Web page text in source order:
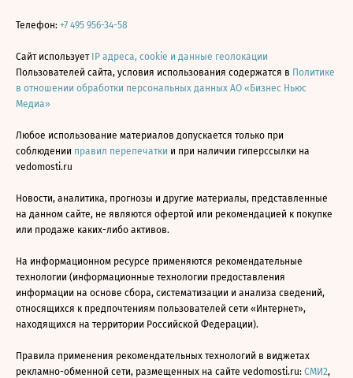
Телефон: +7 495 956-34-58
Сайт использует IP адреса, cookie и данные геолокации
Пользователей сайта, условия использования содержатся в Политике
в отношении обработки персональных данных АО «Бизнес Ньюс
Медиа»
Любое использование материалов допускается только при
соблюдении правил перепечатки и при наличии гиперссылки на
vedomosti.ru
Новости, аналитика, прогнозы и другие материалы, представленные
на данном сайте, не являются офертой или рекомендацией к покупке
или продаже каких-либо активов.
На информационном ресурсе применяются рекомендательные
технологии (информационные технологии предоставления
информации на основе сбора, систематизации и анализа сведений,
относящихся к предпочтениям пользователей сети «Интернет»,
находящихся на территории Российской Федерации).
Правила применения рекомендательных технологий в виджетах
рекламно-обменной сети, размещенных на сайте vedomosti.ru: СМИ2,